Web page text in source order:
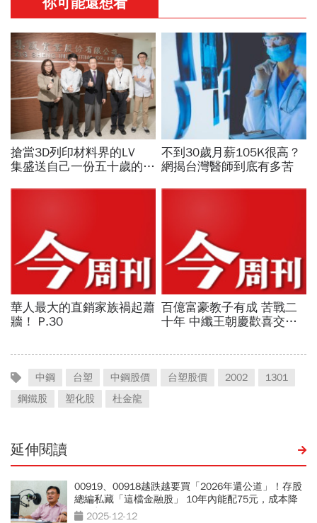
中鋼 台塑 中鋼股價 台塑股價 2002
1301
鋼鐵股
塑化股 杜金龍
延伸閱讀
00919、00918越跌越要買「2026年還公道」！存股
總編私藏「這檔金融股」 10年內能配75元，成本降
至銅板價
2025-12-12